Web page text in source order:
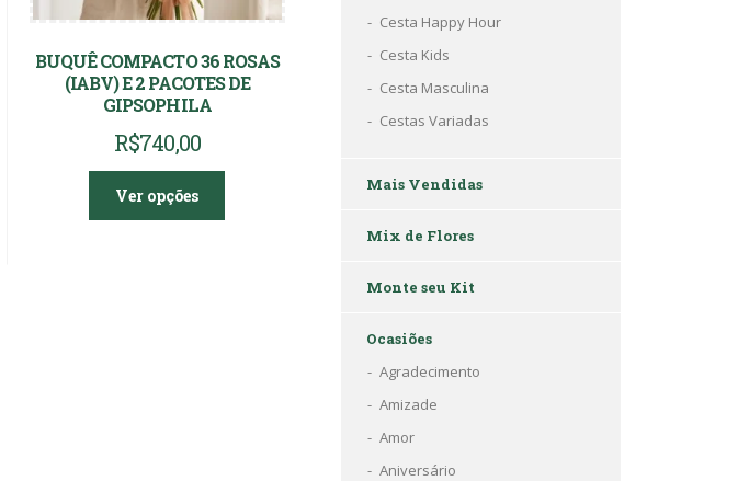
BUQUÊ COMPACTO 36 ROSAS
(IABV) E 2 PACOTES DE
GIPSOPHILA
R$740,00
Ver opções
Cesta Happy Hour
Cesta Kids
Cesta Masculina
Cestas Variadas
Mais Vendidas
Mix de Flores
Monte seu Kit
Ocasiões
Agradecimento
Amizade
Amor
Aniversário